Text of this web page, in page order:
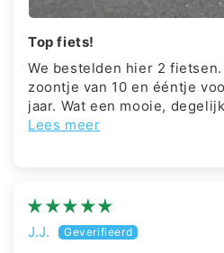
Top fiets!
We bestelden hier 2
zoontje van 10 en ééntje
jaar. Wat een mooie,
Lees meer
J.J.